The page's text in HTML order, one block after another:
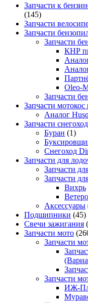
Запчасти к
(145)
Запчасти
Запчасти
Запчасти
КНР
Oleo-
Запчасти
Запчасти мотокос
Аналог
Запчасти
Буран (1)
Снегоход
Запчасти для
Запчасти
Запчасти
Вихрь
Аксессуары
Подшипники (45)
Свечи зажигания
Запчасти мото
Запчасти
Запчасти
ИЖ-